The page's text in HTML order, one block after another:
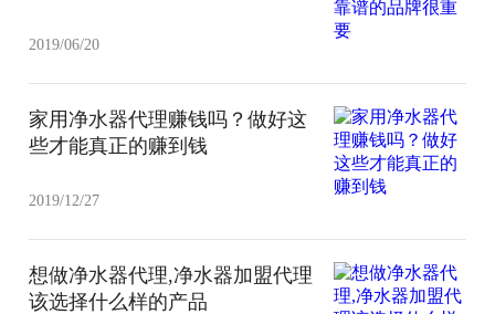
2019/06/20
家用净水器代理赚钱吗？做好这
些才能真正的赚到钱
2019/12/27
想做净水器代理,净水器加盟代理
该选择什么样的产品